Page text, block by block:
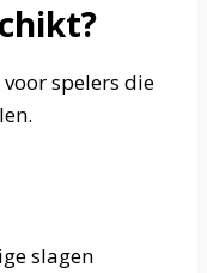
spelers die
slagen